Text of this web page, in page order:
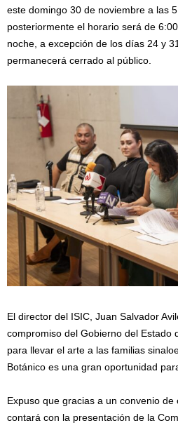
este domingo 30 de noviembre a las
posteriormente el horario será de
noche, a excepción de los días 24 y
permanecerá cerrado al público.
El director del ISIC, Juan Salvador
compromiso del Gobierno del Estado
para llevar el arte a las familias
Botánico es una gran oportunidad
Expuso que gracias a un convenio
contará con la presentación de la